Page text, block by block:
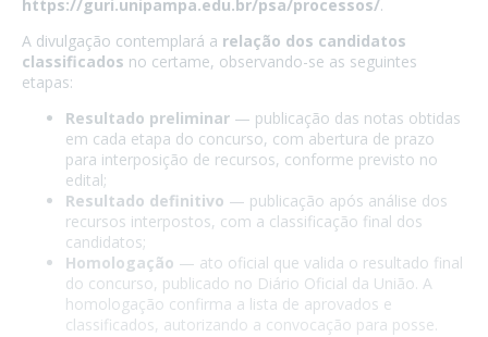
https://guri.unipampa.edu.br/psa/processos/.
A divulgação contemplará a relação dos candidatos
classificados no certame, observando-se as seguintes
etapas:
Resultado preliminar — publicação das notas obtidas
em cada etapa do concurso, com abertura de prazo
para interposição de recursos, conforme previsto no
edital;
Resultado definitivo — publicação após análise dos
recursos interpostos, com a classificação final dos
candidatos;
Homologação — ato oficial que valida o resultado final
do concurso, publicado no Diário Oficial da União. A
homologação confirma a lista de aprovados e
classificados, autorizando a convocação para posse.